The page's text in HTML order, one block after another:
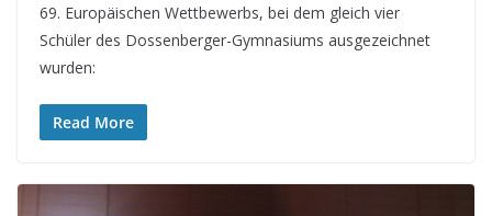
69. Europäischen Wettbewerbs, bei dem gleich vier
Schüler des Dossenberger-Gymnasiums ausgezeichnet
wurden:
Read More